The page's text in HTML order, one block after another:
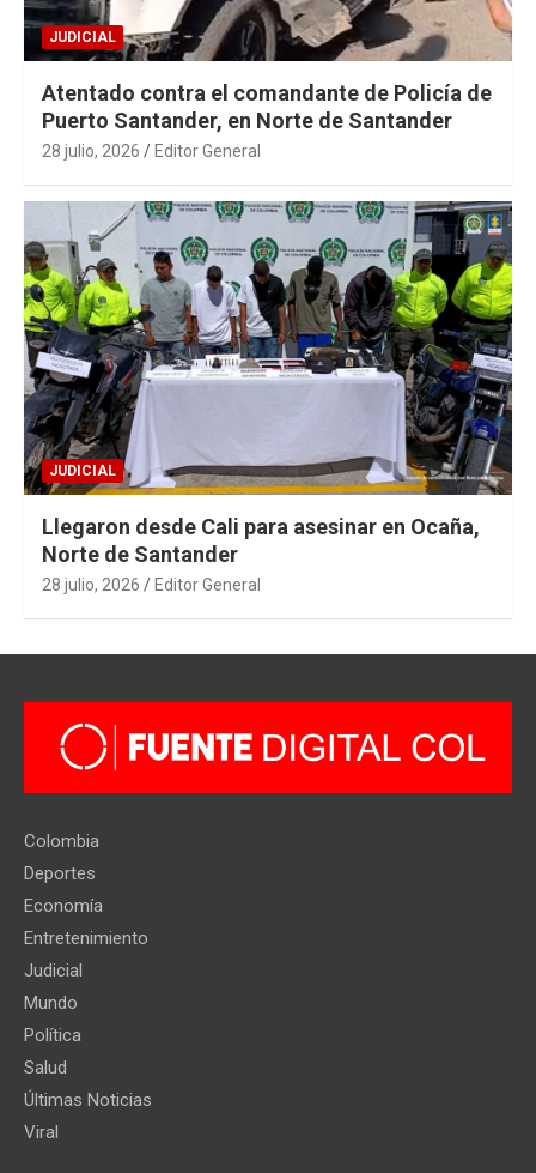
JUDICIAL
Atentado contra el comandante de Policía de
Puerto Santander, en Norte de Santander
28 julio, 2026 Editor General
JUDICIAL
Llegaron desde Cali para asesinar en Ocaña,
Norte de Santander
28 julio, 2026 Editor General
Colombia
Deportes
Economía
Entretenimiento
Judicial
Mundo
Política
Salud
Últimas Noticias
Viral